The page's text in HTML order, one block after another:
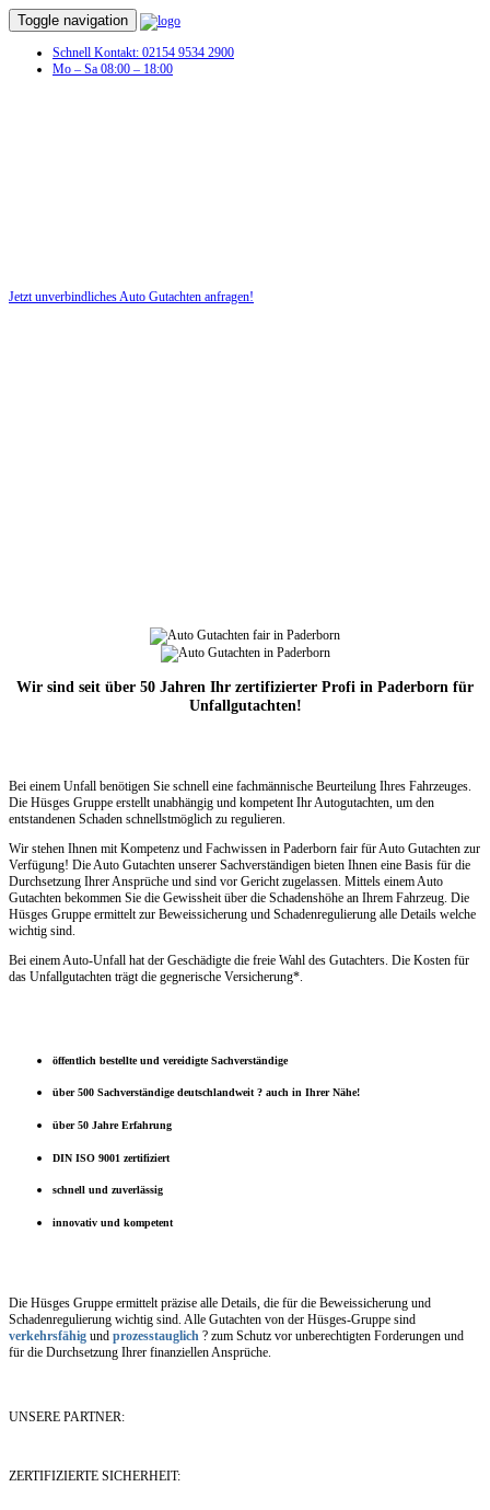
Toggle navigation
Schnell Kontakt: 02154 9534 2900
Mo – Sa 08:00 – 18:00
Jetzt unverbindliches Auto Gutachten anfragen!
Wir sind seit über 50 Jahren Ihr zertifizierter Profi in Paderborn für
Unfallgutachten!
Bei einem Unfall benötigen Sie schnell eine fachmännische Beurteilung Ihres Fahrzeuges.
Die Hüsges Gruppe erstellt unabhängig und kompetent Ihr Autogutachten, um den
entstandenen Schaden schnellstmöglich zu regulieren.
Wir stehen Ihnen mit Kompetenz und Fachwissen in Paderborn fair für Auto Gutachten zur
Verfügung! Die Auto Gutachten unserer Sachverständigen bieten Ihnen eine Basis für die
Durchsetzung Ihrer Ansprüche und sind vor Gericht zugelassen. Mittels einem Auto
Gutachten bekommen Sie die Gewissheit über die Schadenshöhe an Ihrem Fahrzeug. Die
Hüsges Gruppe ermittelt zur Beweissicherung und Schadenregulierung alle Details welche
wichtig sind.
Bei einem Auto-Unfall hat der Geschädigte die freie Wahl des Gutachters. Die Kosten für
das Unfallgutachten trägt die gegnerische Versicherung*.
öffentlich bestellte und vereidigte Sachverständige
über 500 Sachverständige deutschlandweit ? auch in Ihrer Nähe!
über 50 Jahre Erfahrung
DIN ISO 9001 zertifiziert
schnell und zuverlässig
innovativ und kompetent
Die Hüsges Gruppe ermittelt präzise alle Details, die für die Beweissicherung und
Schadenregulierung wichtig sind. Alle Gutachten von der Hüsges-Gruppe sind
verkehrsfähig und prozesstauglich ? zum Schutz vor unberechtigten Forderungen und
für die Durchsetzung Ihrer finanziellen Ansprüche.
UNSERE PARTNER:
ZERTIFIZIERTE SICHERHEIT: